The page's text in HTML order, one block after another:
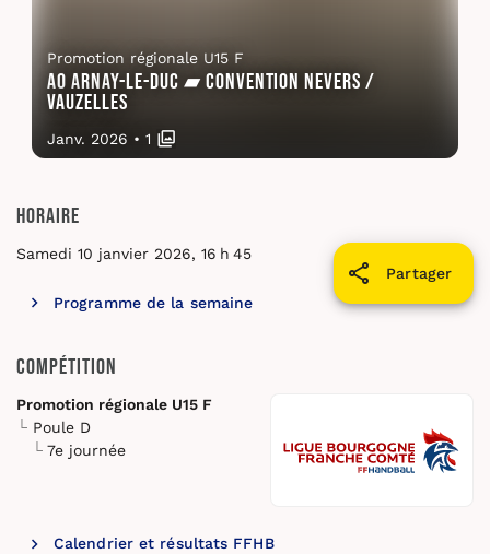
Promotion régionale U15 F
AO Arnay-le-Duc ▰ Convention Nevers /
Vauzelles
Janv. 2026 • 1
Horaire
Partager
Samedi 10 janvier 2026, 16 h 45
Programme de la semaine
Compétition
Promotion régionale U15 F
Poule D
7e journée
Calendrier et résultats FFHB